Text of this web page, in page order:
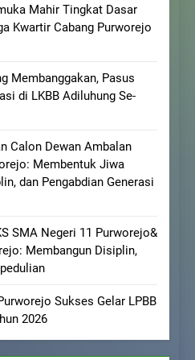
Mahir Tingkat Dasar
Kwartir Cabang Purworejo
Membanggakan, Pasus
di LKBB Adiluhung Se-
Calon Dewan Ambalan
Membentuk Jiwa
dan Pengabdian Generasi
SMA Negeri 11 Purworejo&
Membangun Disiplin,
Sukses Gelar LPBB
2026